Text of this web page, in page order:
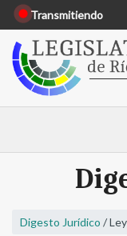
Transmitiendo
Digesto Jurídico /